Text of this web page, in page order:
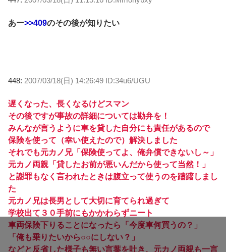
あー>>409のその後が知りたい
448: 2007/03/18(日) 14:26:49 ID:34u6/UGU
遅くなった、長くなるけどスマン
その後ですが事故の詳細については勘弁を！
みんなが言うように車を貸した自分にも責任があるので
保険を使って（幸い使えたので）解決しました
それでも元カノ兄「保険使ってよ、俺弁償できないし～」
元カノ両親「貸したお前が悪いんだから使って当然！」
と謝罪もなく言われたときは腹立って使うのを躊躇しまし
た
元カノ兄は長男として大切に育てられ過ぎて
学校出て３０手前にもかかわらずニート
車両保険下りることになったら「今度車何買うの？」
「俺も乗りたいから○○にしない？」
などと反省した様子も無い言葉を吐き、元カノ両親も一言